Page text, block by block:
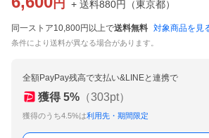
円 + 送料880円 （東京都）
同一ストア10,800円以上で送料無料 対象商品を見
条件により送料が異なる場合があります。
全額PayPay残高で支払い&LINEと連携で
獲得 5% （303pt）
獲得のうち4.5%は利用先・期間限定